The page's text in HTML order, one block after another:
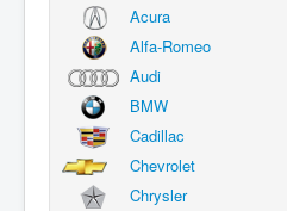
Acura
Alfa-Romeo
Audi
BMW
Cadillac
Chevrolet
Chrysler